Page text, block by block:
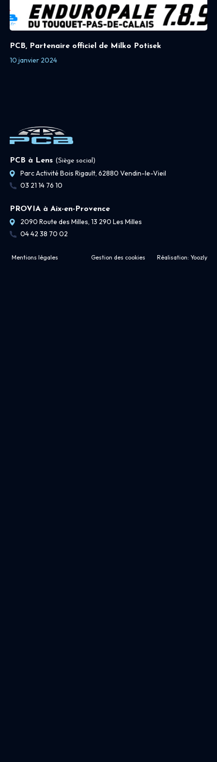
PCB, Partenaire officiel de Milko Potisek
10 janvier 2024
PCB à Lens (Siège social)
Parc Activité Bois Rigault, 62880 Vendin-le-Vieil
03 21 14 76 10
PROVIA à Aix-en-Provence
2090 Route des Milles, 13 290 Les Milles
04 42 38 70 02
Mentions légales Gestion des cookies Réalisation: Yoozly